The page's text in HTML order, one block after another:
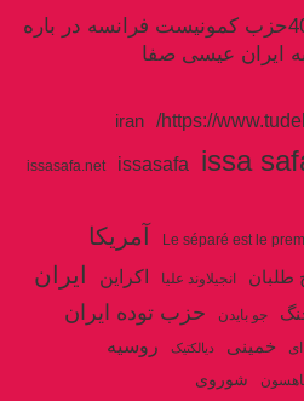
سکوت سند پایه کنگره 40حزب کمونیست فرانسه در باره
ایران عیسی صفا
https://
iran
issa
issasafa
issasafa.net
Le séparé est le آمریکا
طلبان انجیلاوند علیا اکراین ایران
جو بایدن حزب توده ایران
خمینی دیالکتیک روسیه
شوروی